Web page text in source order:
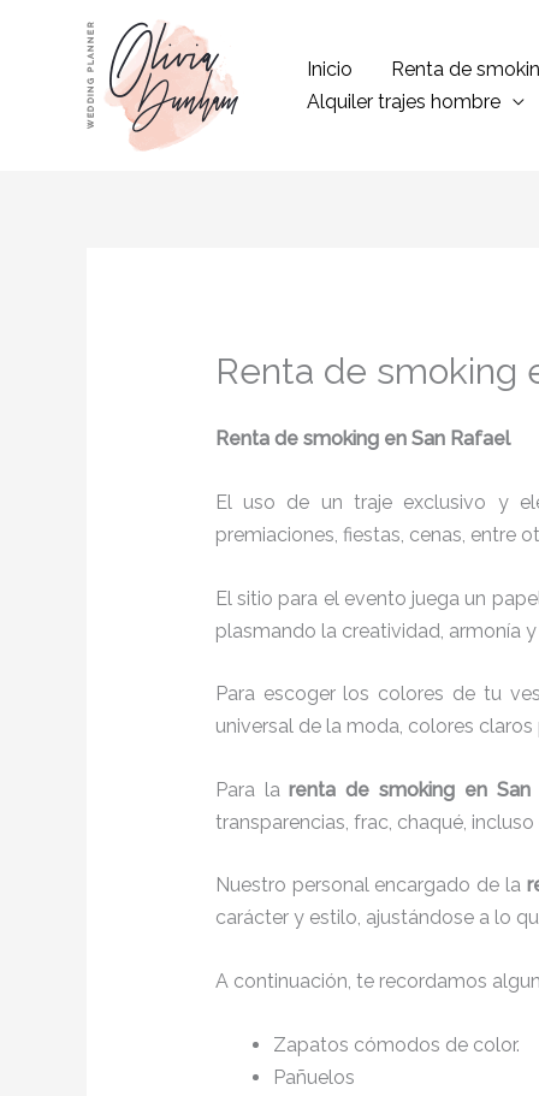
contenido
Inicio Renta de
Alquiler trajes hombre
Renta de smoking
Renta de smoking en San Rafael
El uso de un traje exclusivo y
premiaciones, fiestas, cenas, entre
El sitio para el evento juega un
plasmando la creatividad, armonía
Para escoger los colores de tu
universal de la moda, colores
Para larenta de smoking en San
transparencias, frac, chaqué,
Nuestro personal encargado de la
carácter y estilo, ajustándose a lo
A continuación, te recordamos
Zapatos cómodos de color.
Pañuelos